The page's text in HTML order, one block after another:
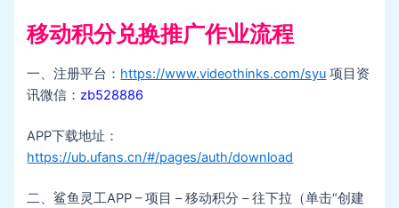
移动积分兑换推广作业流程
一、注册平台： https://www.videothinks.com/syu 项目资
讯微信：zb528886
APP下载地址：
https://ub.ufans.cn/#/pages/auth/download
二、鲨鱼灵工APP – 项目 – 移动积分 – 往下拉（单击“创建